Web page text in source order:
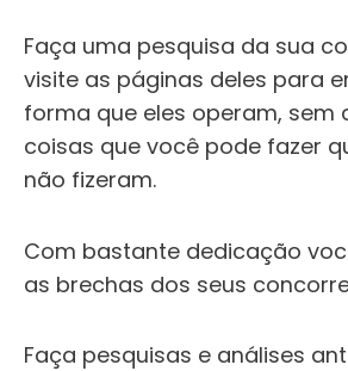
Faça uma pesquisa da sua
visite as páginas deles para
forma que eles operam, sem
coisas que você pode fazer
não fizeram.
Com bastante dedicação
as brechas dos seus
Faça pesquisas e análises